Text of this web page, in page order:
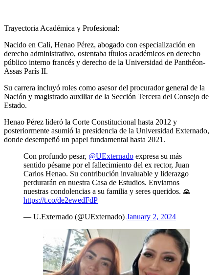
Trayectoria Académica y Profesional:
Nacido en Cali, Henao Pérez, abogado con especialización en
derecho administrativo, ostentaba títulos académicos en derecho
público interno francés y derecho de la Universidad de Panthéon-
Assas París II.
Su carrera incluyó roles como asesor del procurador general de la
Nación y magistrado auxiliar de la Sección Tercera del Consejo de
Estado.
Henao Pérez lideró la Corte Constitucional hasta 2012 y
posteriormente asumió la presidencia de la Universidad Externado,
donde desempeñó un papel fundamental hasta 2021.
Con profundo pesar, @UExternado expresa su más
sentido pésame por el fallecimiento del ex rector, Juan
Carlos Henao. Su contribución invaluable y liderazgo
perdurarán en nuestra Casa de Estudios. Enviamos
nuestras condolencias a su familia y seres queridos. 🙏
https://t.co/de2ewedFdP
— U.Externado (@UExternado) January 2, 2024